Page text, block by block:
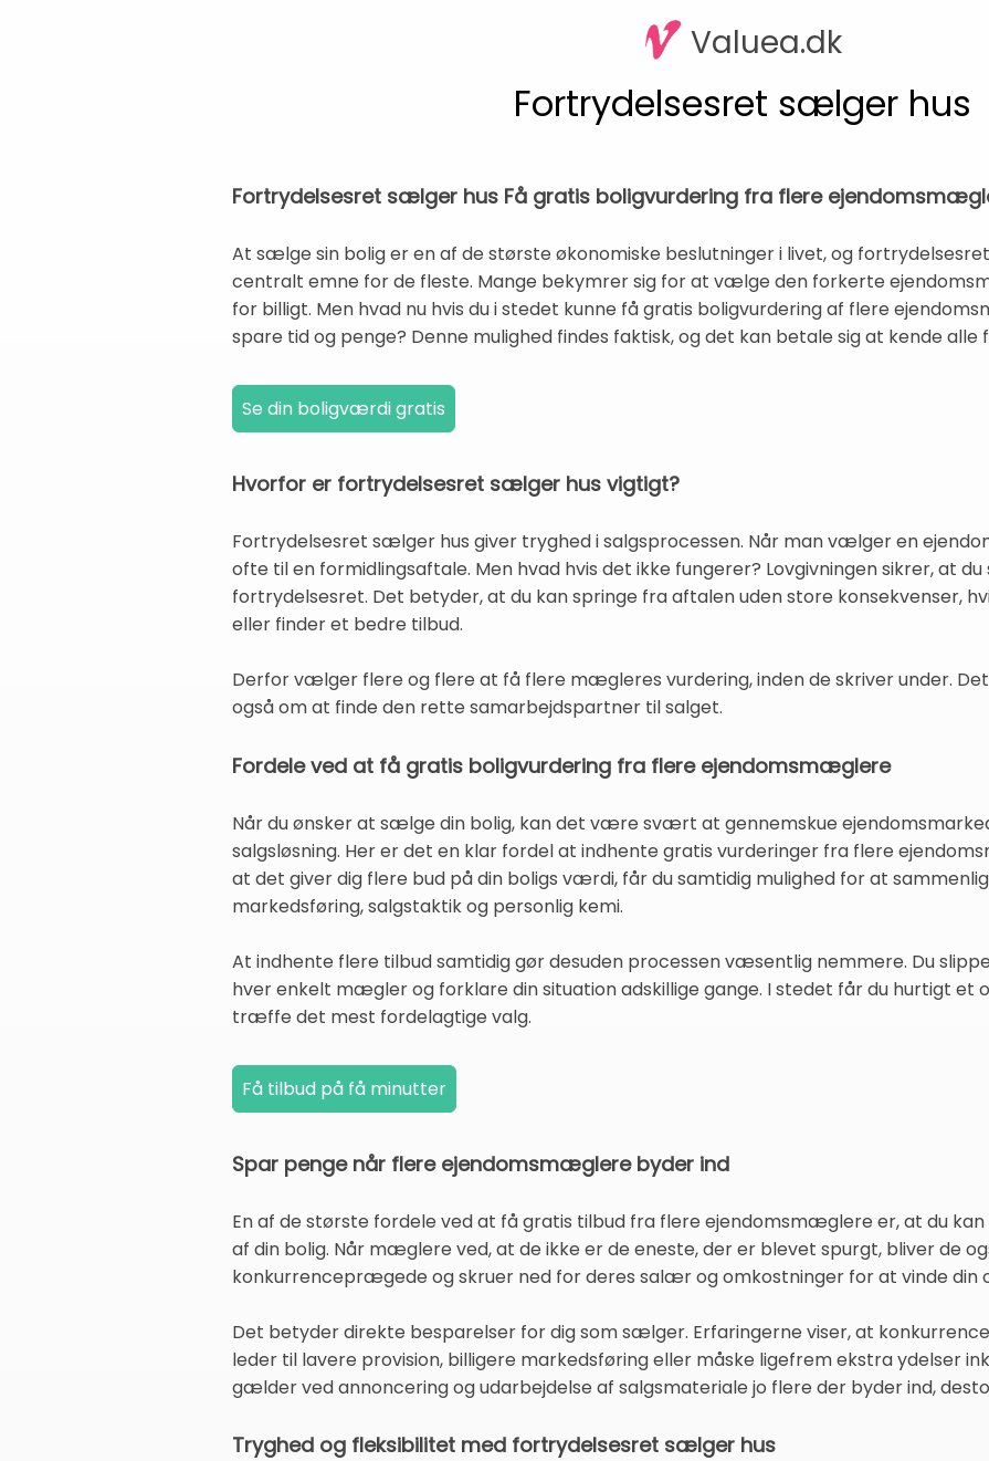
Valuea.dk
Fortrydelsesret sælger hus
Fortrydelsesret sælger hus Få gratis boligvurdering fra flere
At sælge sin bolig er en af de største økonomiske beslutninger i livet, og
centralt emne for de fleste. Mange bekymrer sig for at vælge den forkerte
for billigt. Men hvad nu hvis du i stedet kunne få gratis boligvurdering af flere
spare tid og penge? Denne mulighed findes faktisk, og det kan betale sig at kende alle
Hvorfor er fortrydelsesret sælger hus vigtigt?
Fortrydelsesret sælger hus giver tryghed i salgsprocessen. Når man vælger en
ofte til en formidlingsaftale. Men hvad hvis det ikke fungerer? Lovgivningen sikrer, at
fortrydelsesret. Det betyder, at du kan springe fra aftalen uden store konsekvenser,
eller finder et bedre tilbud.
Derfor vælger flere og flere at få flere mægleres vurdering, inden de skriver under.
også om at finde den rette samarbejdspartner til salget.
Fordele ved at få gratis boligvurdering fra flere ejendomsmæglere
Når du ønsker at sælge din bolig, kan det være svært at gennemskue
salgsløsning. Her er det en klar fordel at indhente gratis vurderinger fra flere
at det giver dig flere bud på din boligs værdi, får du samtidig mulighed for at
markedsføring, salgstaktik og personlig kemi.
At indhente flere tilbud samtidig gør desuden processen væsentlig nemmere. Du
hver enkelt mægler og forklare din situation adskillige gange. I stedet får du hurtigt et
træffe det mest fordelagtige valg.
Spar penge når flere ejendomsmæglere byder ind
En af de største fordele ved at få gratis tilbud fra flere ejendomsmæglere er, at du
af din bolig. Når mæglere ved, at de ikke er de eneste, der er blevet spurgt, bliver de
konkurrenceprægede og skruer ned for deres salær og omkostninger for at vinde din
Det betyder direkte besparelser for dig som sælger. Erfaringerne viser, at
leder til lavere provision, billigere markedsføring eller måske ligefrem ekstra ydelser
gælder ved annoncering og udarbejdelse af salgsmateriale jo flere der byder ind,
Tryghed og fleksibilitet med fortrydelsesret sælger hus